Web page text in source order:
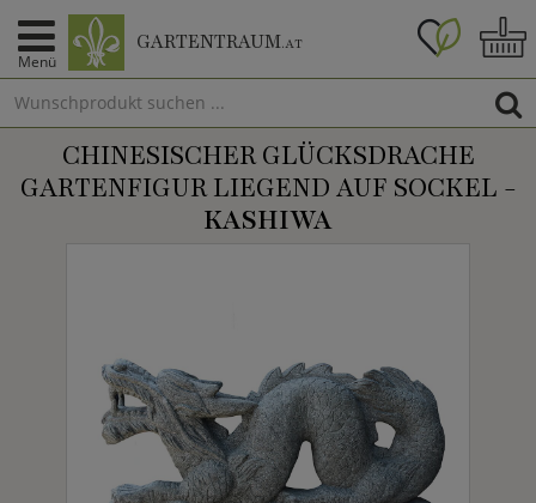
Menü
GARTENTRAUM.AT
CHINESISCHER GLÜCKSDRACHE
GARTENFIGUR LIEGEND AUF SOCKEL -
KASHIWA